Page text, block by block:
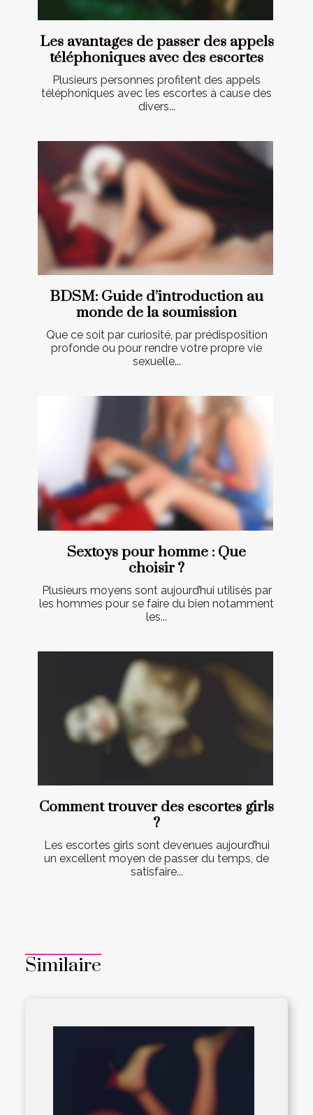
Les avantages de passer des appels
téléphoniques avec des escortes
Plusieurs personnes profitent des appels
téléphoniques avec les escortes à cause des
divers...
BDSM: Guide d’introduction au
monde de la soumission
Que ce soit par curiosité, par prédisposition
profonde ou pour rendre votre propre vie
sexuelle...
Sextoys pour homme : Que
choisir ?
Plusieurs moyens sont aujourd’hui utilisés par
les hommes pour se faire du bien notamment
les...
Comment trouver des escortes girls
?
Les escortes girls sont devenues aujourd’hui
un excellent moyen de passer du temps, de
satisfaire...
Similaire